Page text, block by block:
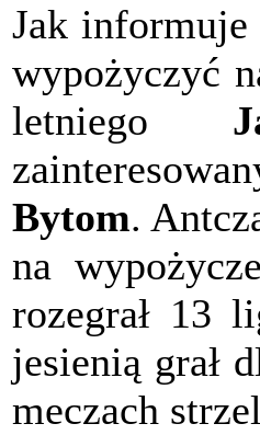
Jak
wypożyczyć
letniego
Bytom.
na
rozegrał 13
jesienią grał
meczach